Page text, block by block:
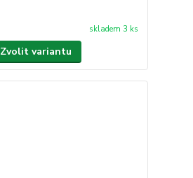
skladem 3 ks
Zvolit variantu